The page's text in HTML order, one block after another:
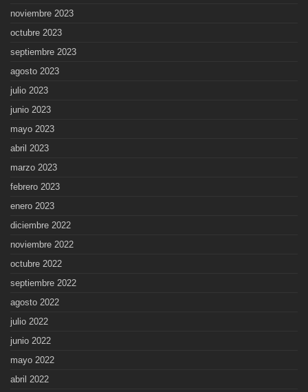
noviembre 2023
octubre 2023
septiembre 2023
agosto 2023
julio 2023
junio 2023
mayo 2023
abril 2023
marzo 2023
febrero 2023
enero 2023
diciembre 2022
noviembre 2022
octubre 2022
septiembre 2022
agosto 2022
julio 2022
junio 2022
mayo 2022
abril 2022